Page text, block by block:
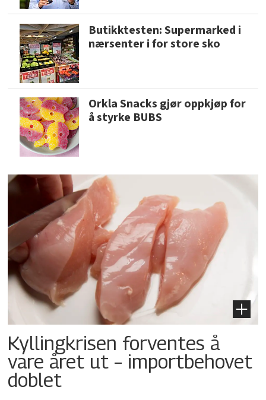
Butikktesten: Supermarked i
nærsenter i for store sko
Orkla Snacks gjør oppkjøp for
å styrke BUBS
Kyllingkrisen forventes å
vare året ut – importbehovet
doblet